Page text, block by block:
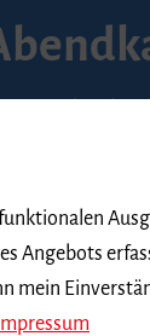
an der
der Abendkasse
Angebots
mein
Impressum